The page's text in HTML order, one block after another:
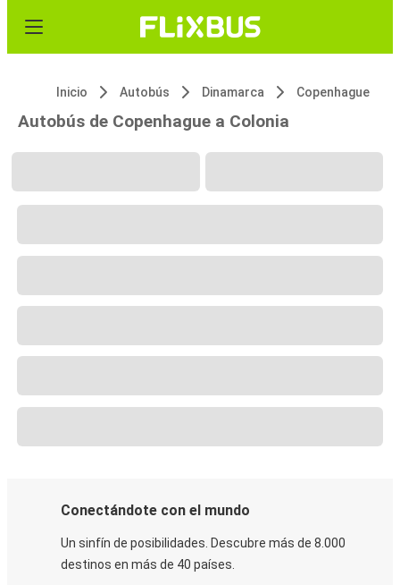
Inicio Autobús Dinamarca Copenhague
Autobús de Copenhague a Colonia
Conectándote con el mundo
Un sinfín de posibilidades. Descubre más de 8.000
destinos en más de 40 países.